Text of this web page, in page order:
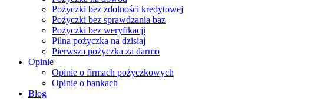
Pożyczki bez zdolności kredytowej
Pożyczki bez sprawdzania baz
Pożyczki bez weryfikacji
Pilna pożyczka na dzisiaj
Pierwsza pożyczka za darmo
Opinie
Opinie o firmach pożyczkowych
Opinie o bankach
Blog